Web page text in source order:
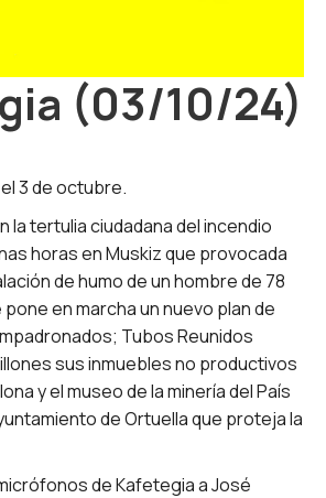
(03/10/24)
3 de octubre.
la tertulia ciudadana del incendio
horas en Muskiz que provocada
de humo de un hombre de 78
en marcha un nuevo plan de
Tubos Reunidos
sus inmuebles no productivos
y el museo de la minería del País
de Ortuella que proteja la
de Kafetegia a José